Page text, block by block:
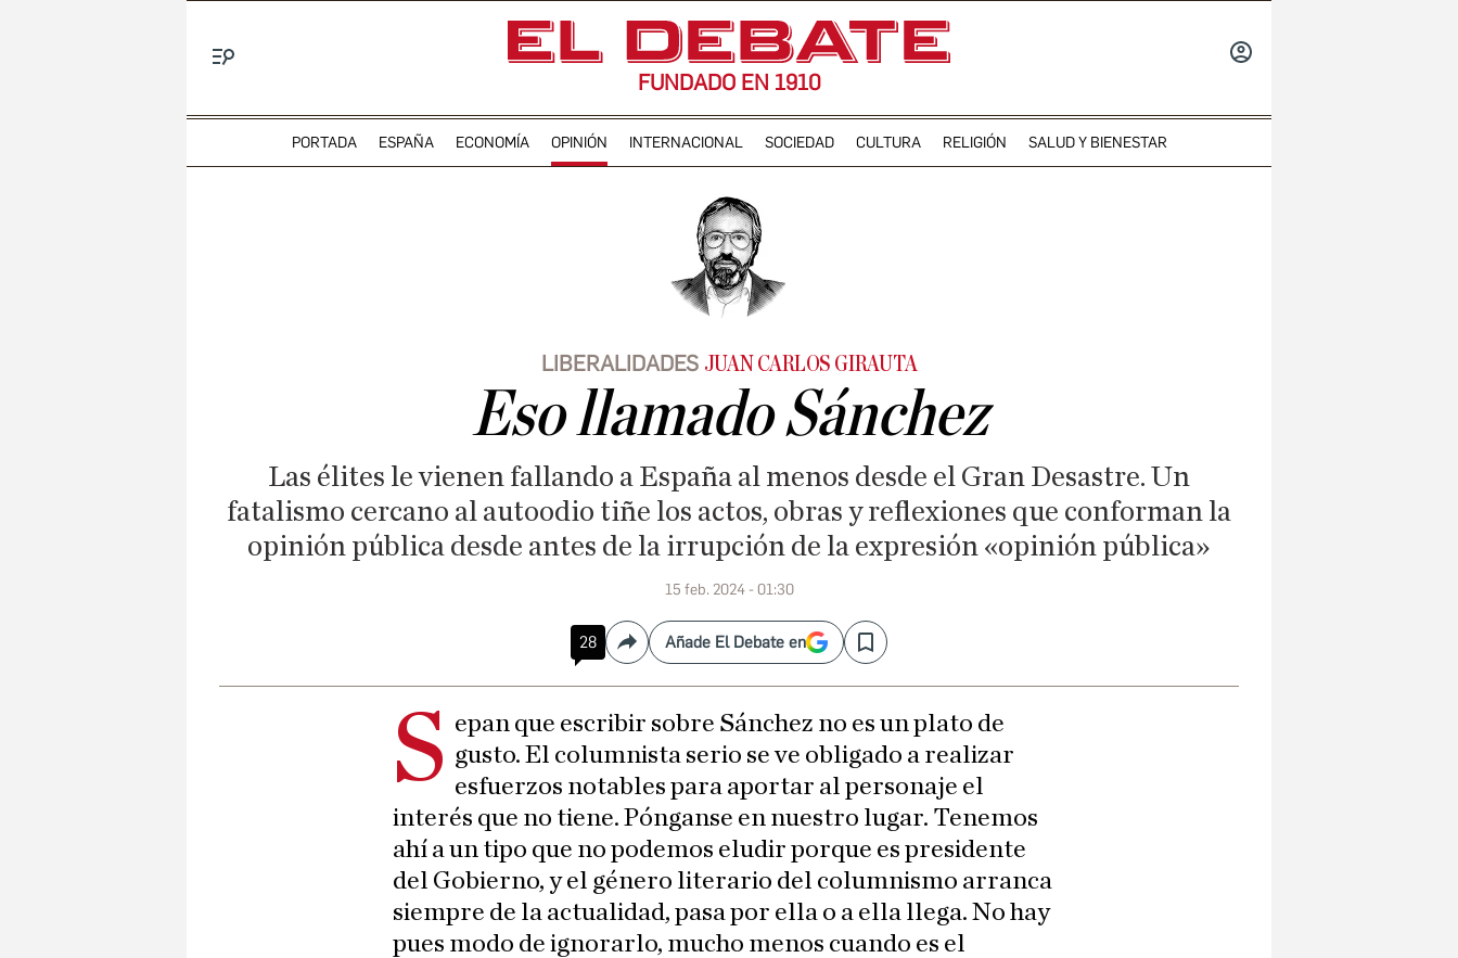
FUNDADO EN 1910
PORTADA ESPAÑA ECONOMÍA OPINIÓN INTERNACIONAL SOCIEDAD CULTURA RELIGIÓN SALUD Y BIENESTAR
LIBERALIDADES JUAN CARLOS GIRAUTA
Eso llamado Sánchez
Las élites le vienen fallando a España al menos desde el Gran Desastre. Un
fatalismo cercano al autoodio tiñe los actos, obras y reflexiones que conforman la
opinión pública desde antes de la irrupción de la expresión «opinión pública»
15 feb. 2024 - 01:30
28 CompartirAñade El Debate en Save
S epan que escribir sobre Sánchez no es un plato de
gusto. El columnista serio se ve obligado a realizar
esfuerzos notables para aportar al personaje el
interés que no tiene. Pónganse en nuestro lugar. Tenemos
ahí a un tipo que no podemos eludir porque es presidente
del Gobierno, y el género literario del columnismo arranca
siempre de la actualidad, pasa por ella o a ella llega. No hay
pues modo de ignorarlo, mucho menos cuando es el